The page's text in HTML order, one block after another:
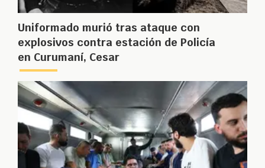
Uniformado murió tras ataque con
explosivos contra estación de Policía
en Curumaní, Cesar